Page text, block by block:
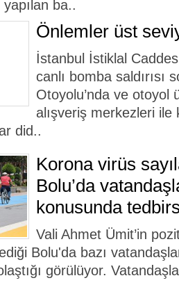
yapılan ba..
Önlemler üst
İstanbul İstiklal
canlı bomba saldırısı
Otoyolu’nda ve otoyol
alışveriş merkezleri
did..
Korona virüs
Bolu’da
konusunda
Vali Ahmet Ümit’in
Bolu'da bazı
görülüyor.